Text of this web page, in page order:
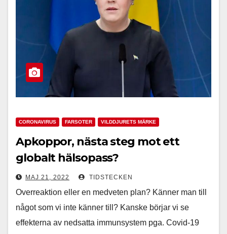
CORONAVIRUS FARSOTER VILDDJURETS MÄRKE
Apkoppor, nästa steg mot ett
globalt hälsopass?
MAJ 21, 2022 TIDSTECKEN
Overreaktion eller en medveten plan? Känner man till
något som vi inte känner till? Kanske börjar vi se
effekterna av nedsatta immunsystem pga. Covid-19